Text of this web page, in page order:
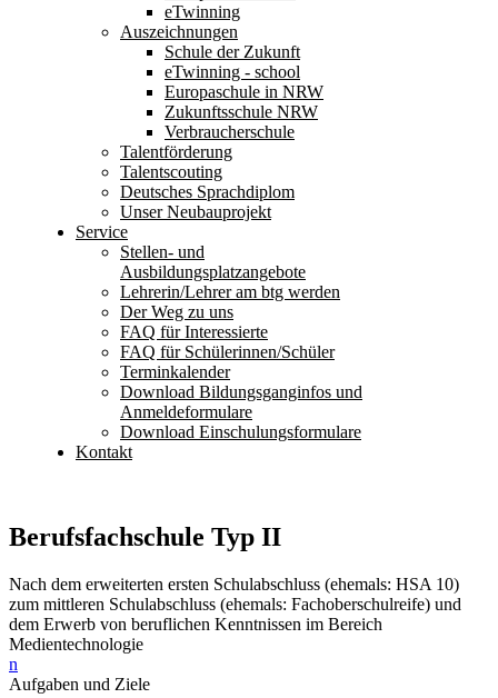
eTwinning
Auszeichnungen
Schule der Zukunft
eTwinning - school
Europaschule in NRW
Zukunftsschule NRW
Verbraucherschule
Talentförderung
Talentscouting
Deutsches Sprachdiplom
Unser Neubauprojekt
Service
Stellen- und
Ausbildungsplatzangebote
Lehrerin/Lehrer am btg werden
Der Weg zu uns
FAQ für Interessierte
FAQ für Schülerinnen/Schüler
Terminkalender
Download Bildungsganginfos und
Anmeldeformulare
Download Einschulungsformulare
Kontakt
Berufsfachschule Typ II
Nach dem erweiterten ersten Schulabschluss (ehemals: HSA 10)
zum mittleren Schulabschluss (ehemals: Fachoberschulreife) und
dem Erwerb von beruflichen Kenntnissen im Bereich
Medientechnologie
n
Aufgaben und Ziele